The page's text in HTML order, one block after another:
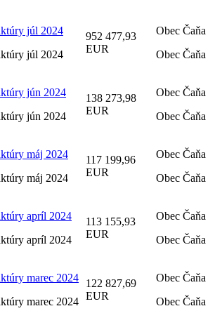
júl 2024
júl 2024
952 477,93
EUR
Obec Čaňa
Obec Čaňa
jún 2024
jún 2024
138 273,98
EUR
Obec Čaňa
Obec Čaňa
máj 2024
máj 2024
117 199,96
EUR
Obec Čaňa
Obec Čaňa
apríl 2024
apríl 2024
113 155,93
EUR
Obec Čaňa
Obec Čaňa
marec 2024
marec 2024
122 827,69
EUR
Obec Čaňa
Obec Čaňa